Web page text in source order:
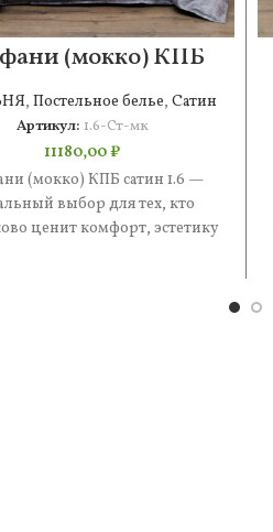
(мокко) КПБ
сатин 1.6
, Постельное белье, Сатин
Артикул: 1.6-Ст-мк
11180,00₽
(мокко) КПБ сатин 1.6 —
выбор для тех, кто
ценит комфорт, эстетику